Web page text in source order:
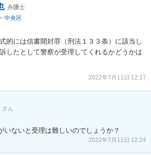
弁護士
> 中央区
的には信書開封罪（刑法１３３条）に該当し
したとして警察が受理してくれるかどうかは
2022年7月11日 12:17
さん
いないと受理は難しいのでしょうか？
2022年7月11日 12:24